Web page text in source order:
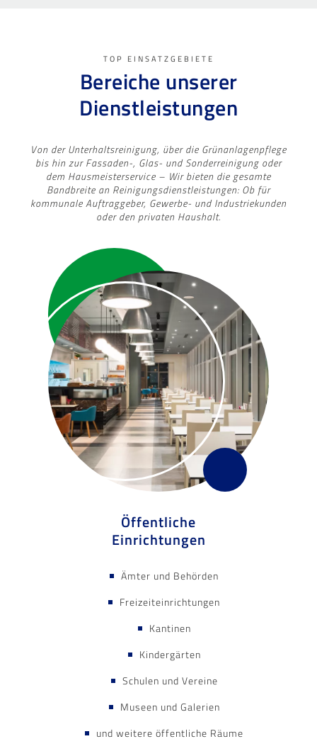
TOP EINSATZGEBIETE
Bereiche unserer
Dienstleistungen
Von der Unterhaltsreinigung, über die Grünanlagenpflege
bis hin zur Fassaden-, Glas- und Sonderreinigung oder
dem Hausmeisterservice – Wir bieten die gesamte
Bandbreite an Reinigungsdienstleistungen: Ob für
kommunale Auftraggeber, Gewerbe- und Industriekunden
oder den privaten Haushalt.
Öffentliche
Einrichtungen
Ämter und Behörden
Freizeiteinrichtungen
Kantinen
Kindergärten
Schulen und Vereine
Museen und Galerien
und weitere öffentliche Räume